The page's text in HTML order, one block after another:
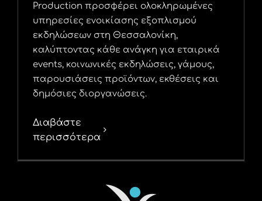
Production προσφέρει ολοκληρωμένες
υπηρεσίες ενοικίασης εξοπλισμού
εκδηλώσεων στη Θεσσαλονίκη,
καλύπτοντας κάθε ανάγκη για εταιρικά
events, κοινωνικές εκδηλώσεις, γάμους,
παρουσιάσεις προϊόντων, εκθέσεις και
δημόσιες διοργανώσεις.
Διαβάστε
περισσότερα